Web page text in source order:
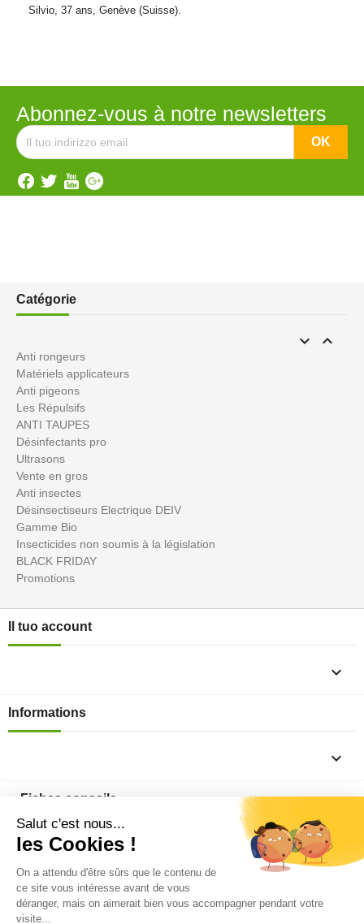
Silvio, 37 ans, Genève (Suisse).
Abonnez-vous à notre newsletters
Catégorie
 
Anti rongeurs
Matériels applicateurs
Anti pigeons
Les Répulsifs
ANTI TAUPES
Désinfectants pro
Ultrasons
Vente en gros
Anti insectes
Désinsectiseurs Electrique DEIV
Gamme Bio
Insecticides non soumis à la législation
BLACK FRIDAY
Promotions
Il tuo account

Informations

Fiches conseils

Insecte
Rongeurs